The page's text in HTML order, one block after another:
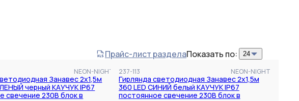
Прайс-лист разделаПоказать по: 24
NEON-NIGHT
Занавес 2х1,5м
черный КАУЧУК IP67
свечение 230В блок в
237-113 NEON-NIGHT
Гирлянда светодиодная Занавес 2х1,5м
360 LED СИНИЙ белый КАУЧУК IP67
постоянное свечение 230В блок в